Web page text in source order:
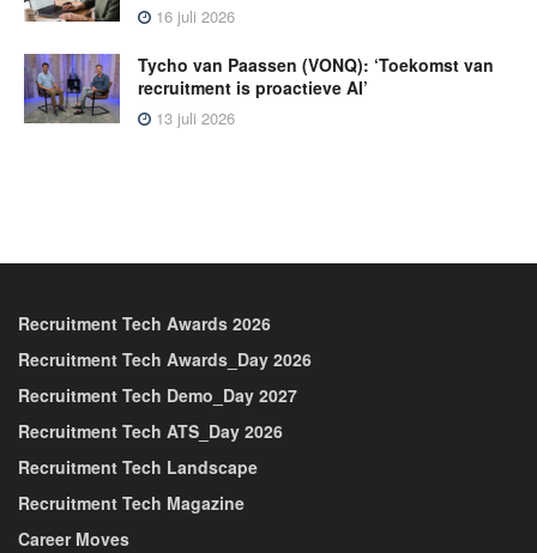
16 juli 2026
Tycho van Paassen (VONQ): ‘Toekomst van
recruitment is proactieve AI’
13 juli 2026
Recruitment Tech Awards 2026
Recruitment Tech Awards_Day 2026
Recruitment Tech Demo_Day 2027
Recruitment Tech ATS_Day 2026
Recruitment Tech Landscape
Recruitment Tech Magazine
Career Moves